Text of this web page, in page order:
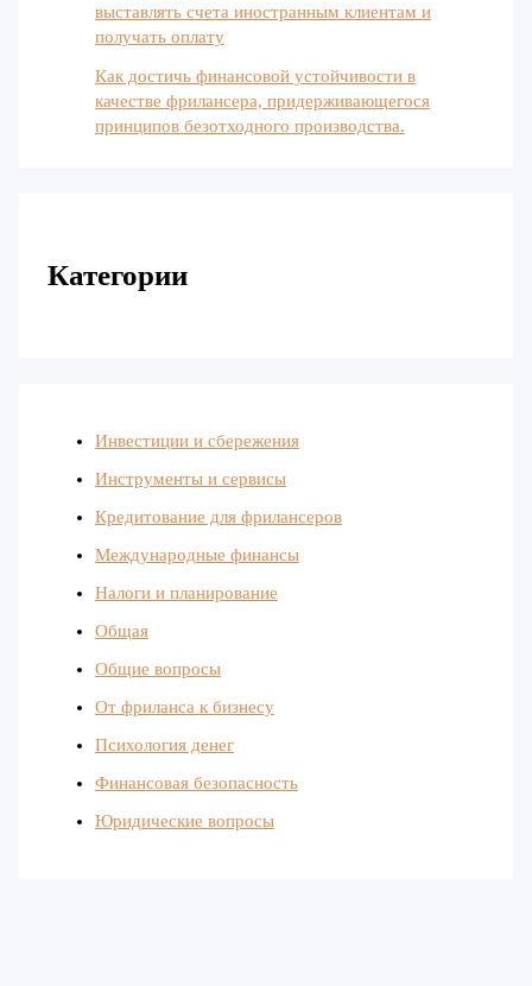
выставлять счета иностранным клиентам и
получать оплату
Как достичь финансовой устойчивости в
качестве фрилансера, придерживающегося
принципов безотходного производства.
Категории
Инвестиции и сбережения
Инструменты и сервисы
Кредитование для фрилансеров
Международные финансы
Налоги и планирование
Общая
Общие вопросы
От фриланса к бизнесу
Психология денег
Финансовая безопасность
Юридические вопросы